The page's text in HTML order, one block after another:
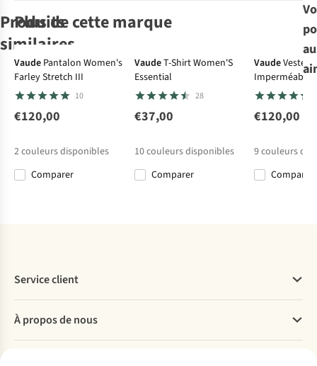
Produits
similaires
Ultraléger
Haglöfs
Short
L.I.M Pace
Shorts W
Fjällräven
Short
High Coast Lites
Royal Robbins
Short W Crux
Patagonia
Short W'S
Roamwith
Shorts
Plus de cette marque
Vaude Pantalon Women's
Farley Stretch III
10
€120,00
2couleurs disponibles
Comparer
VaudeT-Shirt Women'S
Essential
28
€37,00
10couleurs disponibles
Comparer
VaudeVeste
Imperméable
Light Jacket
€120,00
9couleurs
Comparer
Service client
Commander
Payer
À propos de nous